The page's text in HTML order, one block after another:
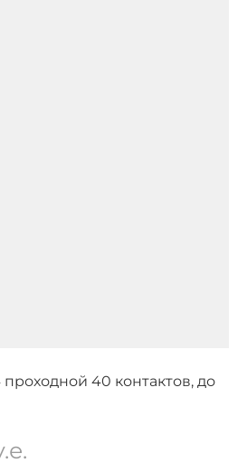
40 контактов, до